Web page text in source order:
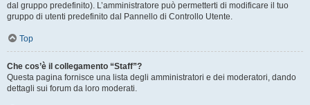
dal gruppo predefinito). L’amministratore può permetterti di modificare il tuo
gruppo di utenti predefinito dal Pannello di Controllo Utente.
Top
Che cos’è il collegamento “Staff”?
Questa pagina fornisce una lista degli amministratori e dei moderatori, dando
dettagli sui forum da loro moderati.